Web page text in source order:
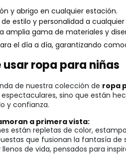
y abrigo en cualquier estación.
estilo y personalidad a
amplia gama de materiales y
el día a día, garantizando
ropa para niñas
de nuestra colección de ropa
sino que están
y confianza.
a primera vista:
están repletas de color,
que fusionan la fantasía de
de vida, pensados para